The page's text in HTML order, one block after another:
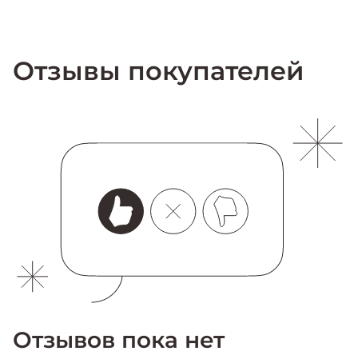
Отзывы покупателей
Отзывов пока нет